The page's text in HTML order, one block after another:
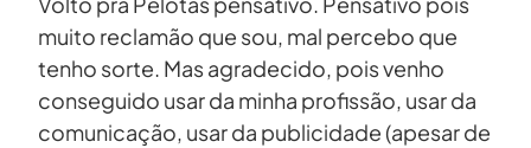
muito reclamão que sou, mal percebo que
tenho sorte. Mas agradecido, pois venho
conseguido usar da minha profissão, usar da
comunicação, usar da publicidade (apesar de